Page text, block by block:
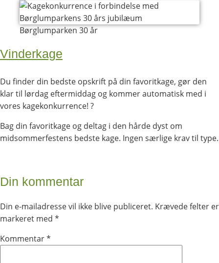
Børglumparken 30 år
Vinderkage
Du finder din bedste opskrift på din favoritkage, gør den
klar til lørdag eftermiddag og kommer automatisk med i
vores kagekonkurrence! ?
Bag din favoritkage og deltag i den hårde dyst om
midsommerfestens bedste kage. Ingen særlige krav til type.
Din kommentar
Din e-mailadresse vil ikke blive publiceret. Krævede felter er
markeret med *
Kommentar*